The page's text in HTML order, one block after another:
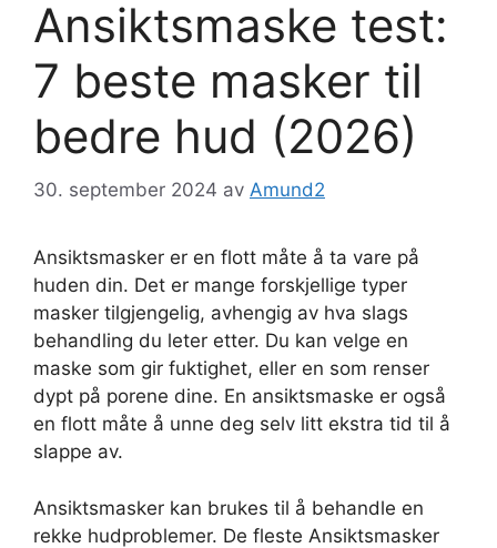
Ansiktsmaske test:
7 beste masker til
bedre hud (2026)
30. september 2024 av Amund2
Ansiktsmasker er en flott måte å ta vare på
huden din. Det er mange forskjellige typer
masker tilgjengelig, avhengig av hva slags
behandling du leter etter. Du kan velge en
maske som gir fuktighet, eller en som renser
dypt på porene dine. En ansiktsmaske er også
en flott måte å unne deg selv litt ekstra tid til å
slappe av.
Ansiktsmasker kan brukes til å behandle en
rekke hudproblemer. De fleste Ansiktsmasker